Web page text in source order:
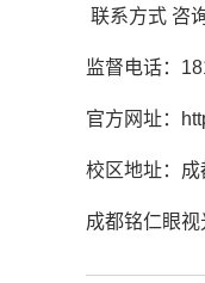
联系方式 咨
监督电话：
官方网址：
校区地址：
成都铭仁眼